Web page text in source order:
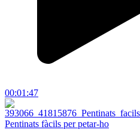
00:01:47
Pentinats fàcils per petar-ho